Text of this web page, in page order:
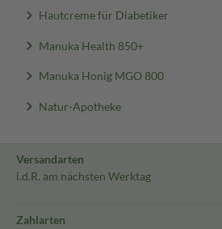
Hautcreme für Diabetiker
Manuka Health 850+
Manuka Honig MGO 800
Natur-Apotheke
Versandarten
i.d.R. am nächsten Werktag
Zahlarten